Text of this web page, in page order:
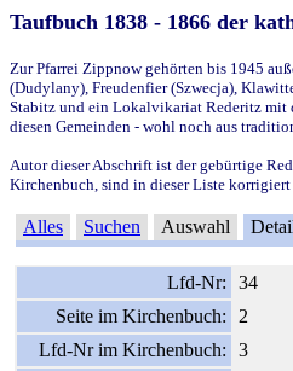
Taufbuch 1838 - 1866 der
Zur Pfarrei Zippnow gehörten bis 1945
(Dudylany), Freudenfier (Szwecja),
Stabitz und ein Lokalvikariat Rederitz mit
diesen Gemeinden - wohl noch aus
Autor dieser Abschrift ist der gebürtige
Kirchenbuch, sind in dieser Liste korrigiert
Alles Suchen Auswahl
Lfd-Nr:
34
Seite im Kirchenbuch:
2
Lfd-Nr im Kirchenbuch:
3